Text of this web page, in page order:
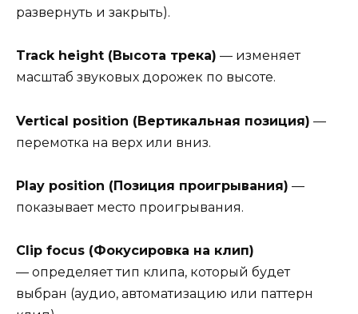
развернуть и закрыть).
Track height (Высота трека) — изменяет
масштаб звуковых дорожек по высоте.
Vertical position (Вертикальная позиция) —
перемотка на верх или вниз.
Play position (Позиция проигрывания) —
показывает место проигрывания.
Clip focus (Фокусировка на клип)
— определяет тип клипа, который будет
выбран (аудио, автоматизацию или паттерн